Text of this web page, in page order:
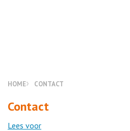
HOME CONTACT
Contact
Lees voor